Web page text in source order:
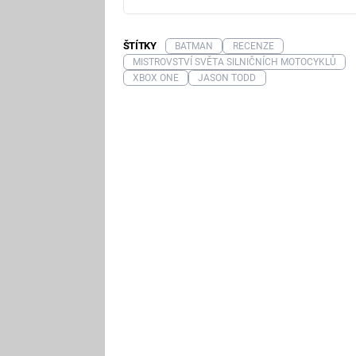
ŠTÍTKY BATMAN
RECENZE
MISTROVSTVÍ SVĚTA SILNIČNÍCH MOTOCYKLŮ
XBOX ONE
JASON TODD